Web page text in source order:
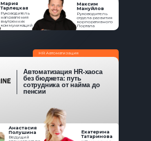
Максим
Мануйлов
Руководитель
отдела развития
корпоративного
Портала
Руководитель
направления
внутренних
коммуникаций
Мария
Тарлецкая
Екатерина
Татаринова
Ведущий
Анастасия
Полушина
Автоматизация HR-хаоса
без бюджета: путь
сотрудника от найма до
пенсии
HR Автоматизация